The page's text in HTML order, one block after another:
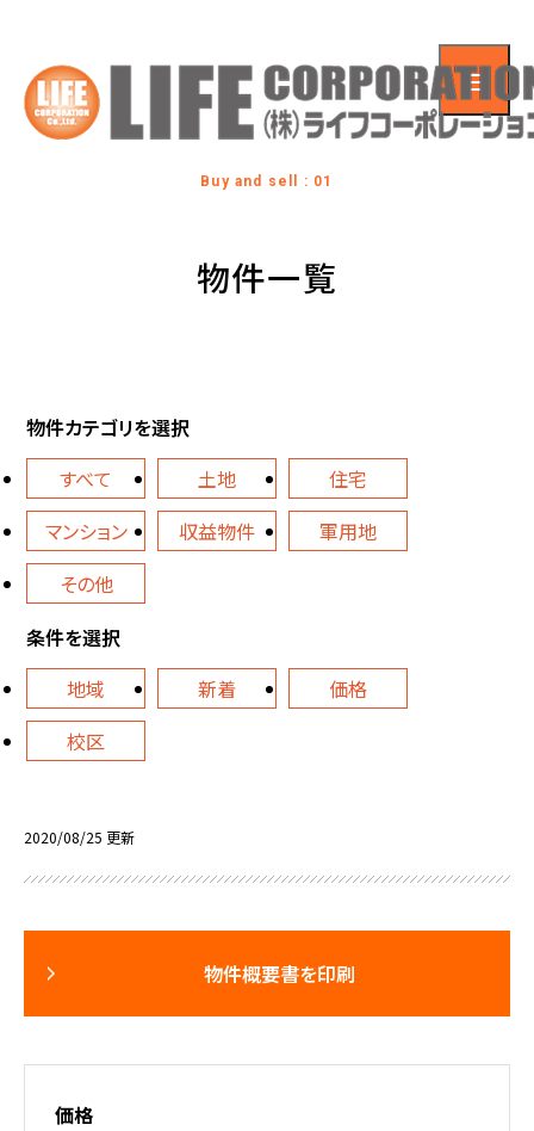
Buy and sell : 01
物件一覧
物件カテゴリを選択
すべて
土地
住宅
マンション
収益物件
軍用地
その他
条件を選択
地域
新着
価格
校区
2020/08/25 更新
物件概要書を印刷
価格